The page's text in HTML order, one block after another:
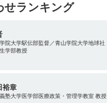
せランキング
院大学駅伝部監督／青山学院大学地球社
学部教授
裕章
塾大学医学部医療政策・管理学教室 教授